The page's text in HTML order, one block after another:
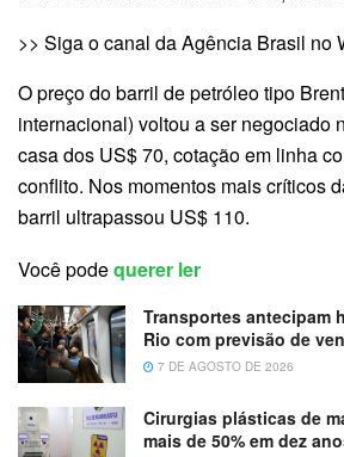
>> Siga o canal da Agência Brasil no
O preço do barril de petróleo tipo
internacional) voltou a ser negociado
casa dos US$ 70, cotação em linha
conflito. Nos momentos mais críticos
barril ultrapassou US$ 110.
Você podequerer ler
Transportes antecipam
Rio com previsão de
7 DE AGOSTO DE 2026
Cirurgias plásticas de
mais de 50% em dez